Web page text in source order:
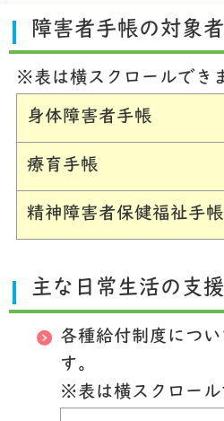
障害者手帳の対象者
※表は横スクロールでき
身体障害者手帳
療育手帳
精神障害者保健福祉手帳
主な日常生活の支援
各種給付制度につ
す。
※表は横スクロール